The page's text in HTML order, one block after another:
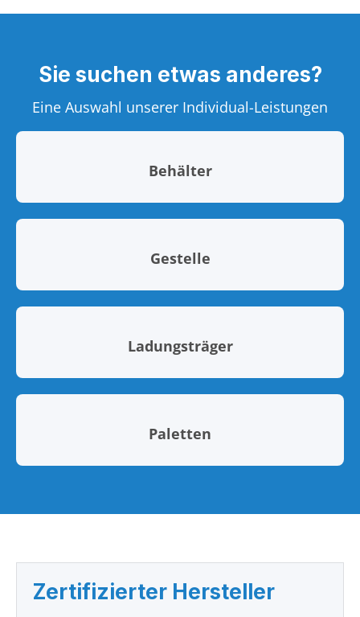
Sie suchen etwas anderes?
Eine Auswahl unserer Individual-Leistungen
Behälter
Gestelle
Ladungsträger
Paletten
Zertifizierter Hersteller